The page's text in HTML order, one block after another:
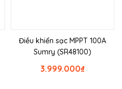
Điều khiển sạc MPPT 100A
Sumry (SR48100)
₫
3.999.000